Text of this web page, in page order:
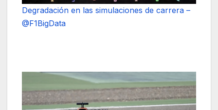
Degradación en las simulaciones de carrera –
@F1BigData